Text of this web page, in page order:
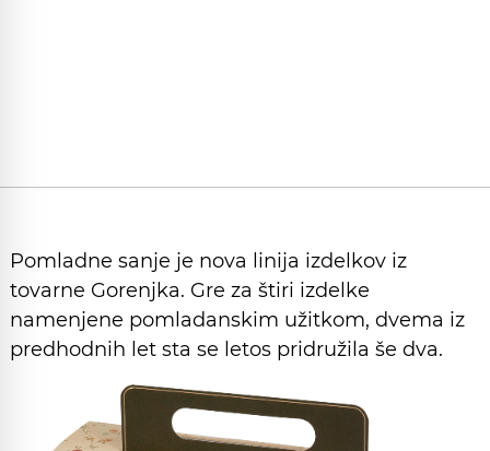
Pomladne sanje je nova linija izdelkov iz
tovarne Gorenjka. Gre za štiri izdelke
namenjene pomladanskim užitkom, dvema iz
predhodnih let sta se letos pridružila še dva.